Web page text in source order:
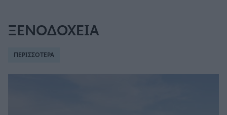
ΞΕΝΟΔΟΧΕΙΑ
ΠΕΡΙΣΣΟΤΕΡΑ